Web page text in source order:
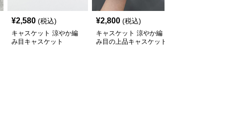
¥2,580 (税込)
キャスケット 涼やか編
み目キャスケット
¥2,800 (税込)
キャスケット 涼やか編
み目の上品キャスケット